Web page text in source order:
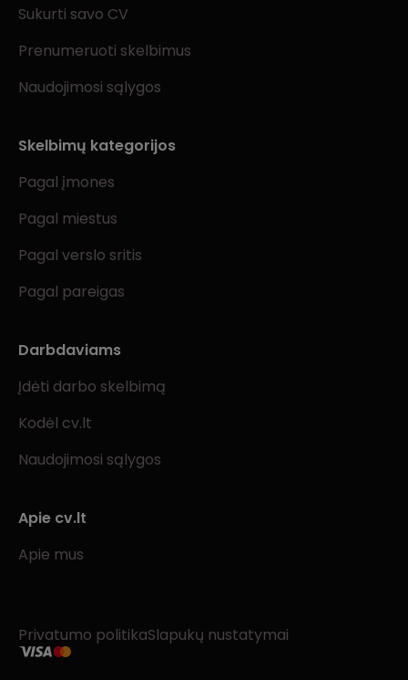
Sukurti savo CV
Prenumeruoti skelbimus
Naudojimosi sąlygos
Skelbimų kategorijos
Pagal įmones
Pagal miestus
Pagal verslo sritis
Pagal pareigas
Darbdaviams
Įdėti darbo skelbimą
Kodėl cv.lt
Naudojimosi sąlygos
Apie cv.lt
Apie mus
Privatumo politikaSlapukų nustatymai